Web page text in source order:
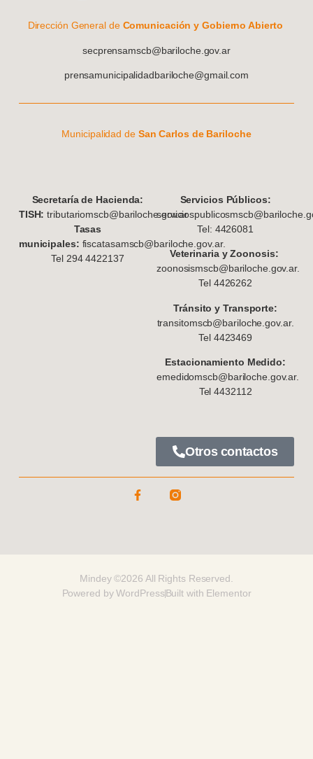
Dirección General de Comunicación y Gobierno Abierto
secprensamscb@bariloche.gov.ar
prensamunicipalidadbariloche@gmail.com
Municipalidad deSan Carlos de Bariloche
Secretaría de Hacienda:
TISH: tributariomscb@bariloche.gov.ar
Tasas
municipales: fiscatasamscb@bariloche.gov.ar.
Tel 294 4422137
Servicios Públicos:
Tel: 4426081
Veterinaria y Zoonosis:
zoonosismscb@bariloche.gov.ar.
Tel 4426262
Tránsito y Transporte:
transitomscb@bariloche.gov.ar.
Tel 4423469
Estacionamiento Medido:
emedidomscb@bariloche.gov.ar.
Tel 4432112
Otros contactos
Mindey ©2026 All Rights Reserved.
Powered by WordPressBuilt with Elementor